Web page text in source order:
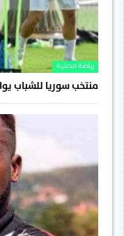
رياضة محلية
منتخب سوريا للشباب